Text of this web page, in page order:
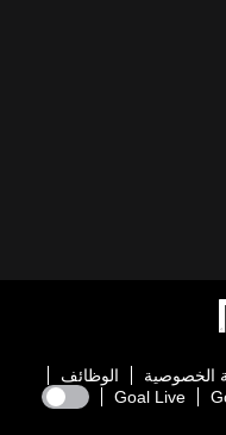
الخصوصية
الوظائف
Goal Live